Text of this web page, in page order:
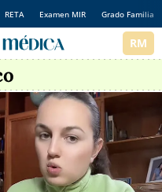
RETA Examen MIR Grado Familia